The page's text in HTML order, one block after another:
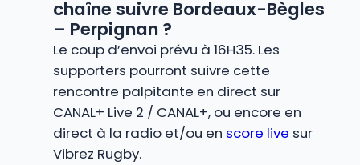
chaîne suivre Bordeaux-Bègles
– Perpignan ?
Le coup d’envoi prévu à 16H35. Les
supporters pourront suivre cette
rencontre palpitante en direct sur
CANAL+ Live 2 / CANAL+, ou encore en
direct à la radio et/ou en score live sur
Vibrez Rugby.